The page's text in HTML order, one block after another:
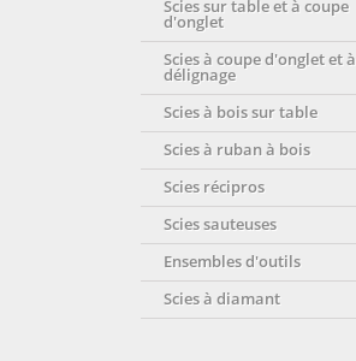
Scies sur table et à coupe
d'onglet
Scies à coupe d'onglet et à
délignage
Scies à bois sur table
Scies à ruban à bois
Scies récipros
Scies sauteuses
Ensembles d'outils
Scies à diamant